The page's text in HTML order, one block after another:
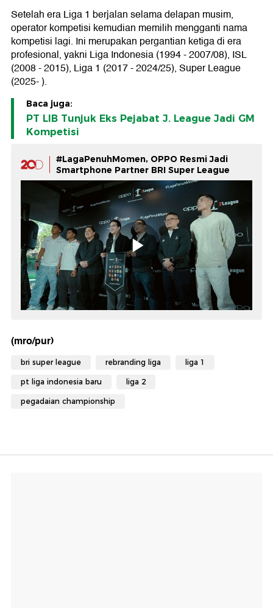
Setelah era Liga 1 berjalan selama delapan musim,
operator kompetisi kemudian memilih mengganti nama
kompetisi lagi. Ini merupakan pergantian ketiga di era
profesional, yakni Liga Indonesia (1994 - 2007/08), ISL
(2008 - 2015), Liga 1 (2017 - 2024/25), Super League
(2025- ).
Baca juga:
PT LIB Tunjuk Eks Pejabat J. League Jadi GM
Kompetisi
#LagaPenuhMomen, OPPO Resmi Jadi
Smartphone Partner BRI Super League
(mro/pur)
bri super league rebranding liga liga 1
pt liga indonesia baru liga 2
pegadaian championship